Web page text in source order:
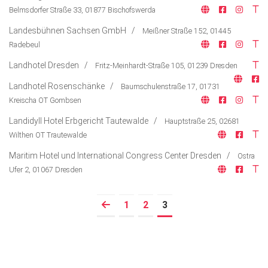
Lifestyle
Ausflug & Reise
Podcast
Top Branchen
Belmsdorfer Straße 33, 01877 Bischofswerda
Landesbühnen Sachsen GmbH / Meißner Straße 152, 01445
Radebeul
Landhotel Dresden / Fritz-Meinhardt-Straße 105, 01239 Dresden
Landhotel Rosenschänke / Baumschulenstraße 17, 01731
Kreischa OT Gombsen
Landidyll Hotel Erbgericht Tautewalde / Hauptstraße 25, 02681
Wilthen OT Trautewalde
Maritim Hotel und International Congress Center Dresden / Ostra
Ufer 2, 01067 Dresden
Prev
1 2 3